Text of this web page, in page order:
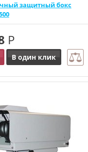
защитный бокс
Р
В один клик